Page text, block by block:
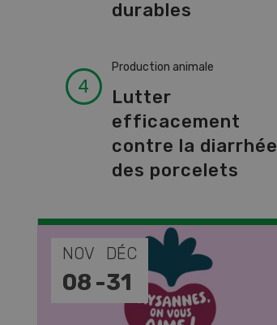
durables
Production animale
Lutter
efficacement
contre la diarrhée
des porcelets
NOV
08 -
DÉC
31